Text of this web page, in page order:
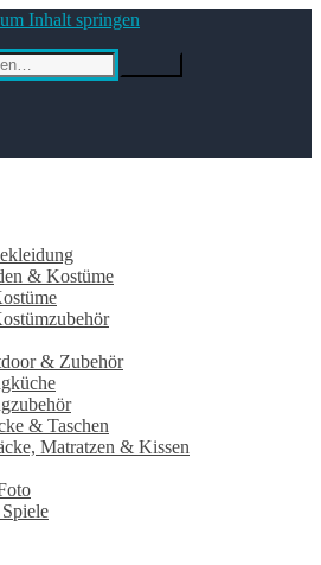
Inhalt springen
& Kostüme
& Zubehör
& Taschen
Matratzen & Kissen